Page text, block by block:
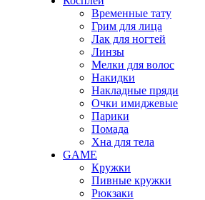
Временные тату
Грим для лица
Лак для ногтей
Линзы
Мелки для волос
Накидки
Накладные пряди
Очки имиджевые
Парики
Помада
Хна для тела
GAME
Кружки
Пивные кружки
Рюкзаки